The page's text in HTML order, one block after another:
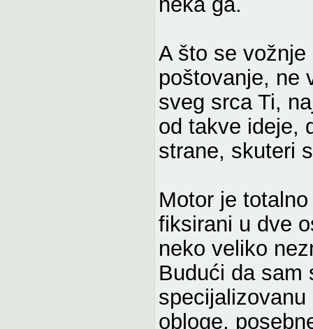
A što se
poštovanje, ne
sveg srca Ti,
od takve ideje,
strane, skuteri
Motor je
fiksirani u dve
neko veliko
Budući da sam
obloge,